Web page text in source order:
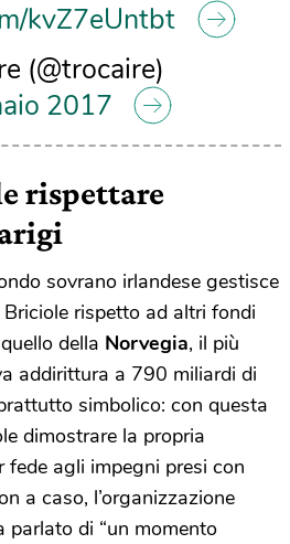
kvZ7eUntbt
(@trocaire)
2017
rispettare
sovrano irlandese gestisce
rispetto ad altri fondi
della Norvegia, il più
addirittura a 790 miliardi di
simbolico: con questa
dimostrare la propria
fede agli impegni presi con
a caso, l’organizzazione
parlato di “un momento